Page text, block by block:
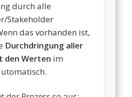
durch alle
Stakeholder
das vorhanden ist,
Durchdringung aller
den Werten im